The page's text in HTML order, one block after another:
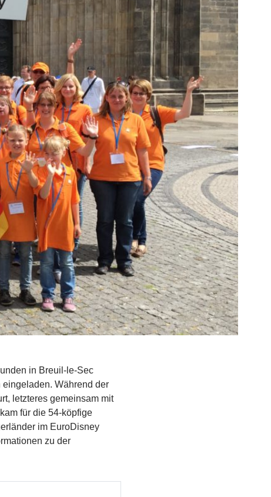
in Breuil-le-Sec
Während der
letzteres gemeinsam mit
für die 54-köpfige
im EuroDisney
zu der